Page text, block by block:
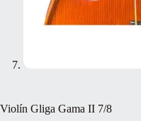
Violín Gliga Gama II 7/8